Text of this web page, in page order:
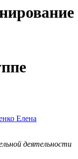
Елена
деятельности